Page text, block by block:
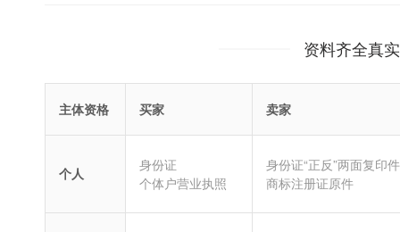
资料齐全真
主体资格 买家 卖家
个人
身份证
个体户营业执照
身份证“正反”两面复印件
商标注册证原件